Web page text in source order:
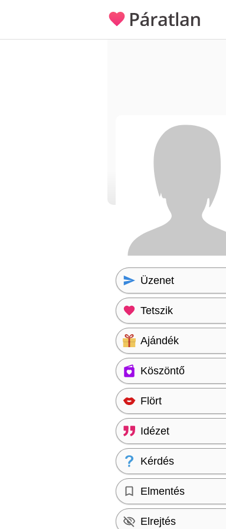
Üzenet
Tetszik
Ajándék
Köszöntő
Flört
Idézet
Kérdés
Elmentés
Elrejtés